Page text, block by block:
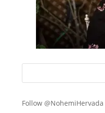
Follow @NohemiHervada